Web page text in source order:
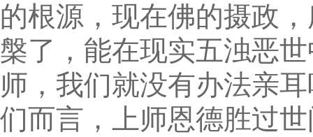
的根源，现在佛的摄政
槃了，能在现实五浊恶
师，我们就没有办法亲
们而言，上师恩德胜过